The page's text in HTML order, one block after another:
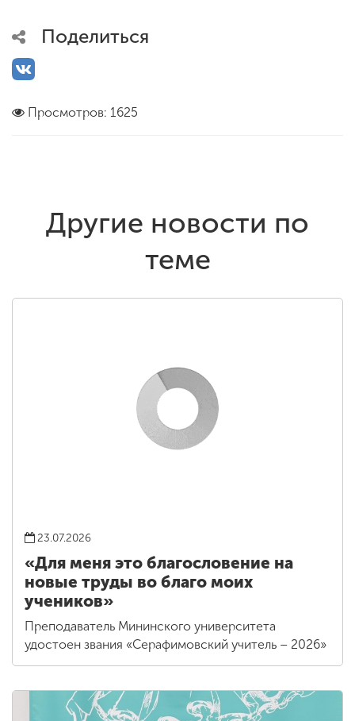
Поделиться
Просмотров: 1625
Другие новости по
теме
23.07.2026
«Для меня это благословение на
новые труды во благо моих
учеников»
Преподаватель Мининского университета
удостоен звания «Серафимовский учитель – 2026»